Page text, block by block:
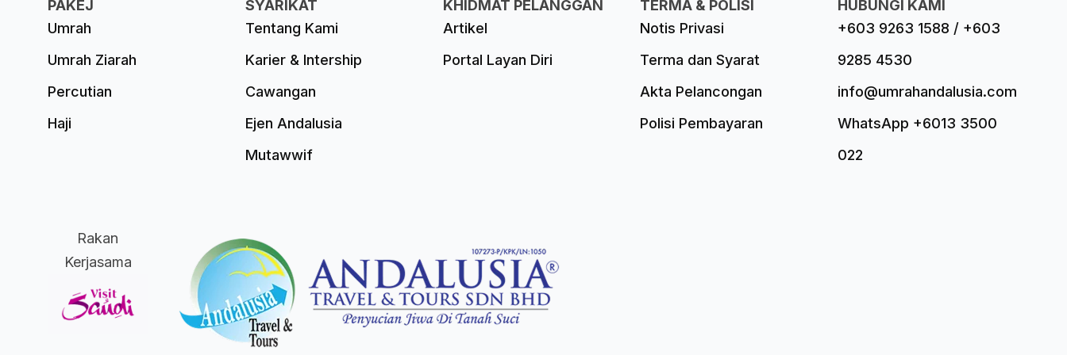
PAKEJ
Umrah
Umrah Ziarah
Percutian
Haji
SYARIKAT
Tentang Kami
Karier & Intership
Cawangan
Ejen Andalusia
Mutawwif
KHIDMAT PELANGGAN
Artikel
Portal Layan Diri
TERMA & POLISI
Notis Privasi
Terma dan Syarat
Akta Pelancongan
Polisi Pembayaran
HUBUNGI KAMI
+603 9263 1588 / +603
9285 4530
info@umrahandalusia.com
WhatsApp +6013 3500
022
Rakan
Kerjasama